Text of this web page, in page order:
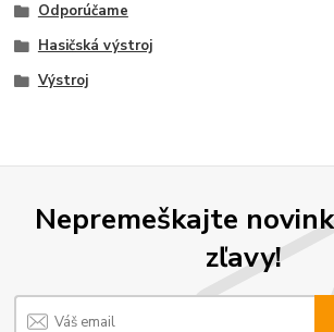
Odporúčame
Hasičská výstroj
Výstroj
Nepremeškajte
zľavy!